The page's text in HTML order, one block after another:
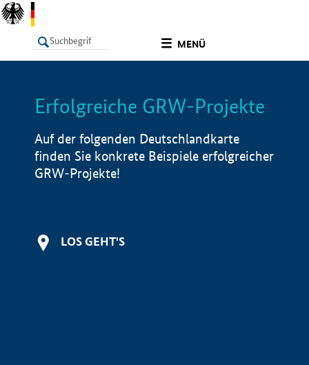
MENÜ
LISTE Info
Erfolgreiche GRW-Projekte
Auf der folgenden Deutschlandkarte
finden Sie konkrete Beispiele erfolgreicher
GRW-Projekte!
LOS GEHT'S